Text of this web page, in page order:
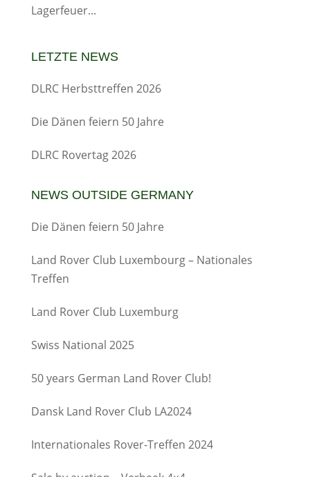
Lagerfeuer...
LETZTE NEWS
DLRC Herbsttreffen 2026
Die Dänen feiern 50 Jahre
DLRC Rovertag 2026
NEWS OUTSIDE GERMANY
Die Dänen feiern 50 Jahre
Land Rover Club Luxembourg – Nationales
Treffen
Land Rover Club Luxemburg
Swiss National 2025
50 years German Land Rover Club!
Dansk Land Rover Club LA2024
Internationales Rover-Treffen 2024